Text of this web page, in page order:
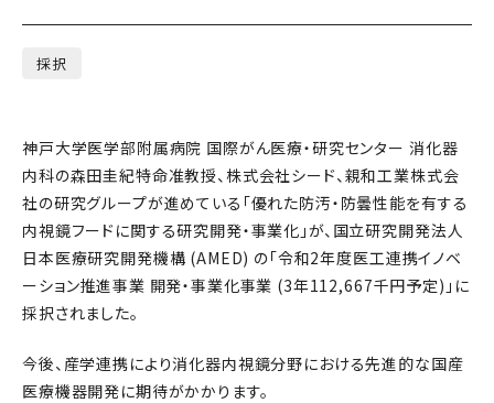
採択
神戸大学医学部附属病院 国際がん医療・研究センター 消化器
内科の森田圭紀特命准教授、株式会社シード、親和工業株式会
社の研究グループが進めている「優れた防汚・防曇性能を有する
内視鏡フードに関する研究開発・事業化」が、国立研究開発法人
日本医療研究開発機構 (AMED) の「令和2年度医工連携イノベ
ーション推進事業 開発・事業化事業 (3年112,667千円予定)」に
採択されました。
今後、産学連携により消化器内視鏡分野における先進的な国産
医療機器開発に期待がかかります。